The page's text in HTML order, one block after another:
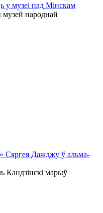
у музеі пад Мінскам
музей народнай
Сяргея Дажджу ў альма-
Кандзінскі марыў